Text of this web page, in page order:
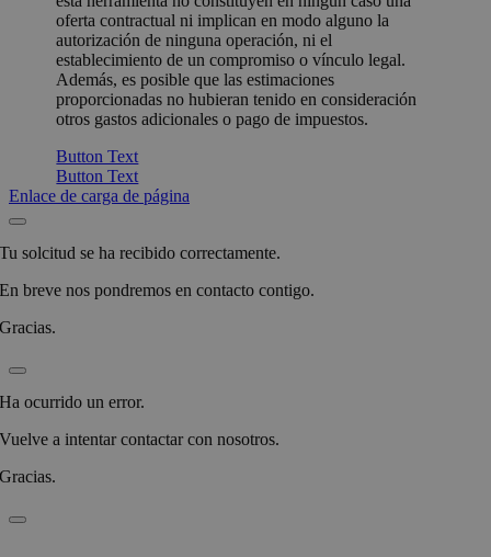
oferta contractual ni implican en modo alguno la
autorización de ninguna operación, ni el
establecimiento de un compromiso o vínculo legal.
Además, es posible que las estimaciones
proporcionadas no hubieran tenido en consideración
otros gastos adicionales o pago de impuestos.
Button Text
Button Text
Enlace de carga de página
Tu solcitud se ha recibido correctamente.
En breve nos pondremos en contacto contigo.
Gracias.
Ha ocurrido un error.
Vuelve a intentar contactar con nosotros.
Gracias.